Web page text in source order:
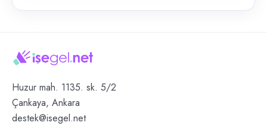
Huzur mah. 1135. sk. 5/2
Çankaya, Ankara
destek@isegel.net